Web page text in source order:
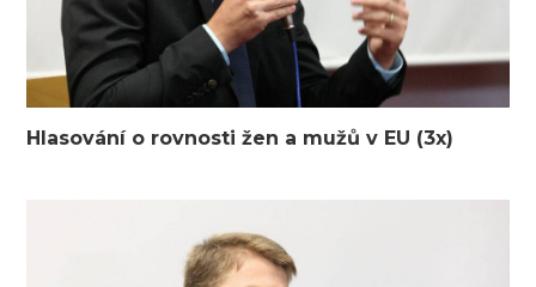
Hlasování o rovnosti žen a mužů v EU (3x)